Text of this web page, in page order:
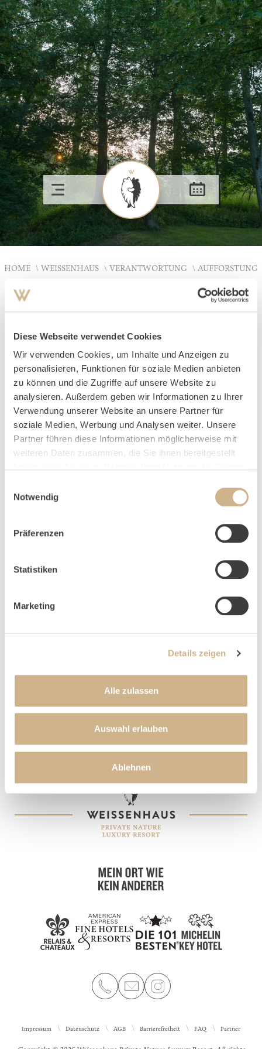
Diese Webseite verwendet Cookies
Wir verwenden Cookies, um Inhalte und Anzeigen zu
personalisieren, Funktionen für soziale Medien anbieten
zu können und die Zugriffe auf unsere Website zu
analysieren. Außerdem geben wir Informationen zu Ihrer
Verwendung unserer Website an unsere Partner für
soziale Medien, Werbung und Analysen weiter. Unsere
Partner führen diese Informationen möglicherweise mit
weiteren Daten zusammen, die Sie ihnen bereitgestellt
Notwendig
Präferenzen
Statistiken
Marketing
Details zeigen
Alle zulassen
Auswahl erlauben
Ablehnen
HOME WEISSENHAUS VERANTWORTUNG AUFFORSTUNG
Aufforstung
NEUE BÄUME, NEUES LEBEN
Jedes Jahr werden auf dem 75 Hektar großen Naturresort
mehrere hundert Bäume neu gepflanzt, um den Bestand
an Waldflächen zu erweitern und die CO2 Aufnahme zu
verstärken
Impressum Datenschutz AGB Barrierefreiheit FAQ Partner